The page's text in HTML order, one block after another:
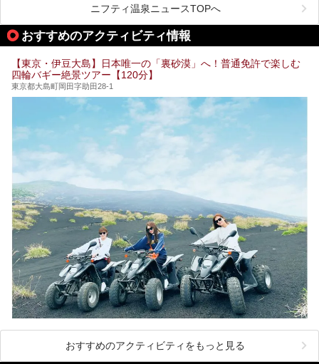
ら、特におすすめしたい施設14選をご紹介します。
してみてください。
また、終電を逃してしまい、「このまま朝までゆっくりでき
る場所があれば」と探した経験がある人も多いのではないで
しょうか。
そこで本記事では、東京でおすすめのスーパー銭湯を、目的
24時間営業で宿泊できる施設や、1,000円以下で楽しめる安
い施設、デートや休日レジャーにもぴったりなエンタメ要素
が充実した施設など、利用のシーンに合わせて参考にしてく
ださい。
ニフティ温泉ニュースTOPへ
おすすめのアクティビティ情報
【東京・伊豆大島】日本唯一の「裏砂漠」へ！普通免許で楽しむ
四輪バギー絶景ツアー【120分】
東京都大島町岡田字助田28-1
おすすめのアクティビティをもっと見る